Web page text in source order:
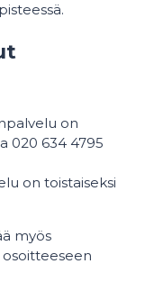
on
020 634 4795
on toistaiseksi
myös